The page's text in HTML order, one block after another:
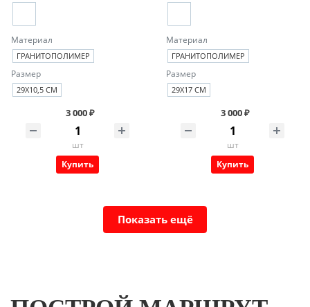
Материал
ГРАНИТОПОЛИМЕР
Размер
29Х10,5 СМ
3 000 ₽
шт
Купить
Материал
ГРАНИТОПОЛИМЕР
Размер
29Х17 СМ
3 000 ₽
шт
Купить
Показать ещё